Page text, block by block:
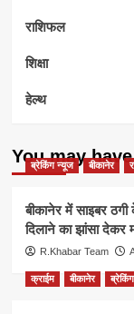
राशिफल
शिक्षा
हेल्थ
You may
ब्रेकिंग न्यूज बीकानेर
बीकानेर में साइबर
दिलाने का झांसा
R.Khabar Team
क्राईम बीकानेर